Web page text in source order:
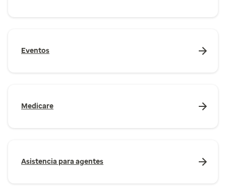
Eventos
Medicare
Asistencia para agentes